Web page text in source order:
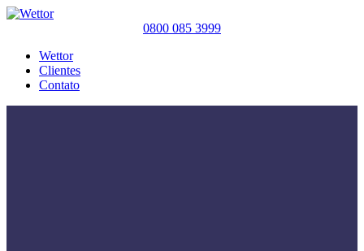
0800 085 3999
Wettor
Clientes
Contato